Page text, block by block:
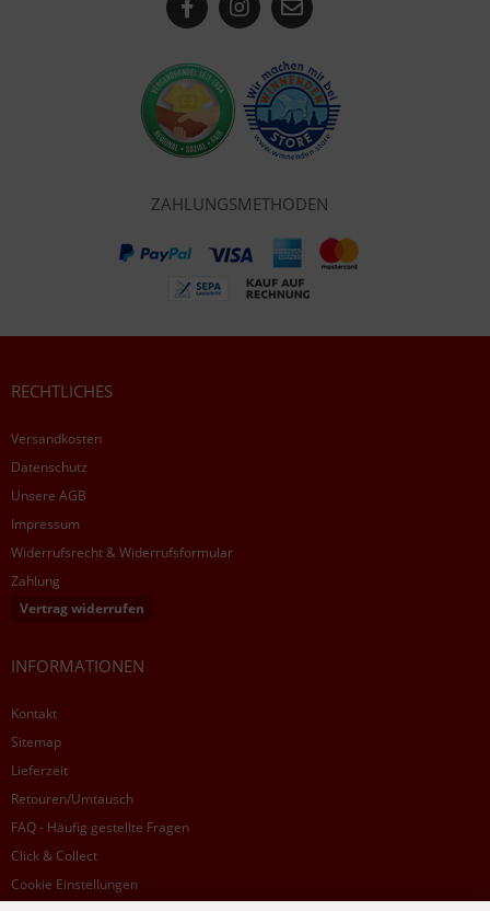
ZAHLUNGSMETHODEN
RECHTLICHES
Versandkosten
Datenschutz
Unsere AGB
Impressum
Widerrufsrecht & Widerrufsformular
Zahlung
Vertrag widerrufen
INFORMATIONEN
Kontakt
Sitemap
Lieferzeit
Retouren/Umtausch
FAQ - Häufig gestellte Fragen
Click & Collect
Cookie Einstellungen